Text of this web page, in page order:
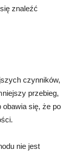
znaleźć
czynników,
przebieg,
obawia się, że po
nie jest